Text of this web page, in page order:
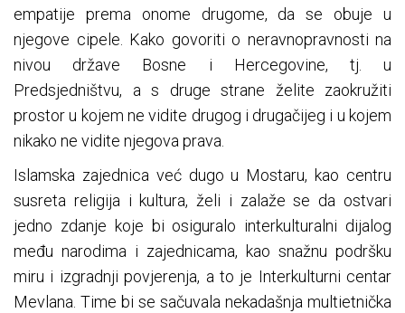
empatije prema onome drugome, da se obuje u
njegove cipele. Kako govoriti o neravnopravnosti na
nivou države Bosne i Hercegovine, tj. u
Predsjedništvu, a s druge strane želite zaokružiti
prostor u kojem ne vidite drugog i drugačijeg i u kojem
nikako ne vidite njegova prava.
Islamska zajednica već dugo u Mostaru, kao centru
susreta religija i kultura, želi i zalaže se da ostvari
jedno zdanje koje bi osiguralo interkulturalni dijalog
među narodima i zajednicama, kao snažnu podršku
miru i izgradnji povjerenja, a to je Interkulturni centar
Mevlana. Time bi se sačuvala nekadašnja multietnička